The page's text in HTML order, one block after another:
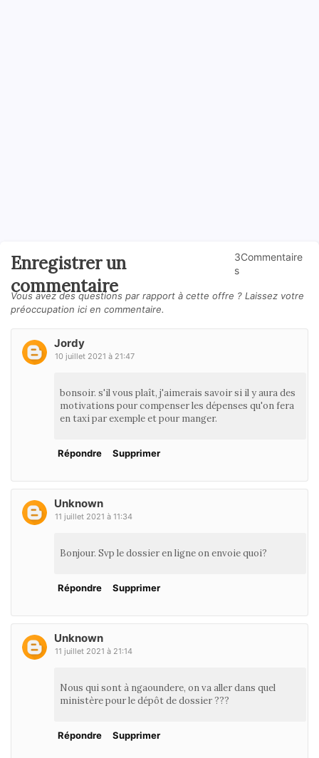
Enregistrer un
commentaire
3Commentaire
s
Vous avez des questions par rapport à cette offre ? Laissez votre
préoccupation ici en commentaire.
Jordy
10 juillet 2021 à 21:47
bonsoir. s'il vous plaît, j'aimerais savoir si il y aura des
motivations pour compenser les dépenses qu'on fera
en taxi par exemple et pour manger.
Répondre Supprimer
Unknown
11 juillet 2021 à 11:34
Bonjour. Svp le dossier en ligne on envoie quoi?
Répondre Supprimer
Unknown
11 juillet 2021 à 21:14
Nous qui sont à ngaoundere, on va aller dans quel
ministère pour le dépôt de dossier ???
Répondre Supprimer